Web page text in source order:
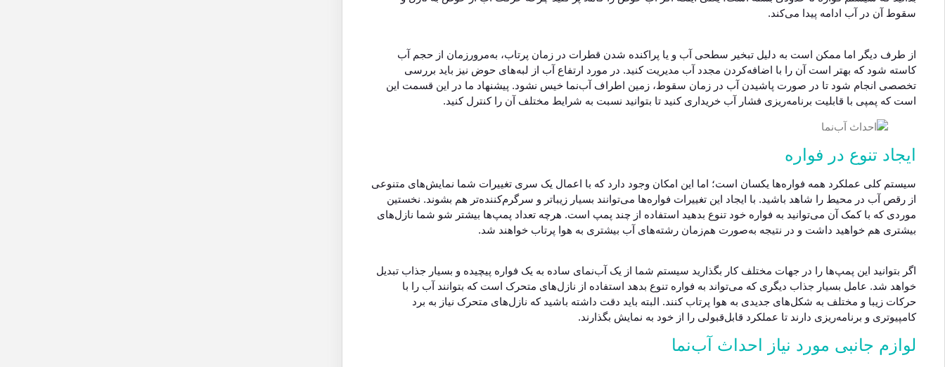
سقوط آن در آب ادامه پیدا می‌کند.
از طرف دیگر اما ممکن است به دلیل تبخیر سطحی آب و یا پراکنده شدن قطرات در زمان پرتاب، به‌مرورزمان از حجم آب
کاسته شود که بهتر است آن را با اضافه‌کردن مجدد آب مدیریت کنید. در مورد ارتفاع آب از لبه‌های حوض نیز باید بررسی
تخصصی انجام شود تا در صورت پاشیدن آب در زمان سقوط، زمین اطراف آب‌نما خیس نشود. پیشنهاد ما در این قسمت این
است که پمپی با قابلیت برنامه‌ریزی فشار آب خریداری کنید تا بتوانید نسبت به شرایط مختلف آن را کنترل کنید.
ایجاد تنوع در فواره
سیستم کلی عملکرد همه فواره‌ها یکسان است؛ اما این امکان وجود دارد که با اعمال یک سری تغییرات شما نمایش‌های متنوعی
از رقص آب در محیط را شاهد باشید. با ایجاد این تغییرات فواره‌ها می‌توانند بسیار زیباتر و سرگرم‌کننده‌تر هم بشوند. نخستین
موردی که با کمک آن می‌توانید به فواره خود تنوع بدهید استفاده از چند پمپ است. هرچه تعداد پمپ‌ها بیشتر شو شما نازل‌های
بیشتری هم خواهید داشت و در نتیجه به‌صورت هم‌زمان رشته‌های آب بیشتری به هوا پرتاب خواهند شد.
اگر بتوانید این پمپ‌ها را در جهات مختلف کار بگذارید سیستم شما از یک آب‌نمای ساده به یک فواره پیچیده و بسیار جذاب تبدیل
خواهد شد. عامل بسیار جذاب دیگری که می‌تواند به فواره تنوع بدهد استفاده از نازل‌های متحرک است که بتوانند آب را با
حرکات زیبا و مختلف به شکل‌های جدیدی به هوا پرتاب کنند. البته باید دقت داشته باشید که نازل‌های متحرک نیاز به برد
کامپیوتری و برنامه‌ریزی دارند تا عملکرد قابل‌قبولی را از خود به نمایش بگذارند.
لوازم جانبی مورد نیاز احداث آب‌نما